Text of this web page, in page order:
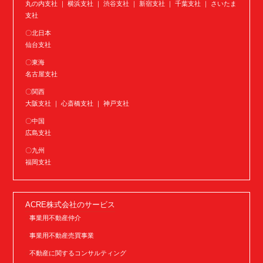
丸の内支社 ｜ 横浜支社 ｜ 渋谷支社 ｜ 新宿支社 ｜ 千葉支社 ｜ さいたま
支社
〇北日本
仙台支社
〇東海
名古屋支社
〇関西
大阪支社 ｜ 心斎橋支社 ｜ 神戸支社
〇中国
広島支社
〇九州
福岡支社
ACRE株式会社のサービス
事業用不動産仲介
事業用不動産売買事業
不動産に関するコンサルティング